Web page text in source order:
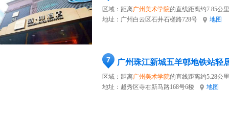
区域：距离广州美术学院的直线距离约7.85公里
地址： 广州白云区石井石槎路728号 地图
7 广州珠江新城五羊邨地铁站轻
区域：距离广州美术学院的直线距离约5.28公里
地址： 越秀区寺右新马路168号6楼 地图